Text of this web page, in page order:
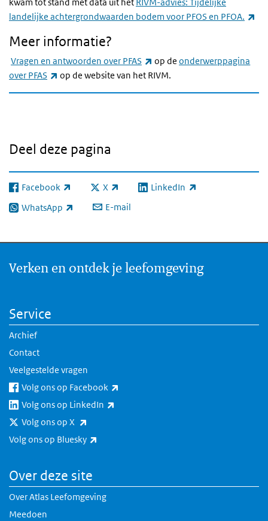
landelijke achtergrondwaarden bodem voor PFOS en PFOA.
Meer informatie?
Vragen en antwoorden over PFAS (externe link)
op deonderwerppagina
over PFAS
(externe link)
op de website van het RIVM.
Deel deze pagina
Facebook
(externe link) X
(externe link) LinkedIn
(externe link)
WhatsApp
(externe link) E-mail
Verken en ontdek je leefomgeving
Service
Archief
Contact
Veelgestelde vragen
Volg ons op Facebook
Volg ons op LinkedIn
Volg ons op X
Volg ons op Bluesky
Over deze site
Over Atlas Leefomgeving
Meedoen